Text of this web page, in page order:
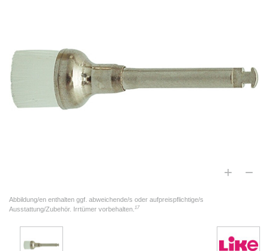
Abbildung/en enthalten ggf. abweichende/s oder aufpreispflichtige/s
Ausstattung/Zubehör. Irrtümer vorbehalten. 17